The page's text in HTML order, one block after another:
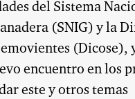
del Sistema
(SNIG) y la
(Dicose),
encuentro en los
este y otros temas